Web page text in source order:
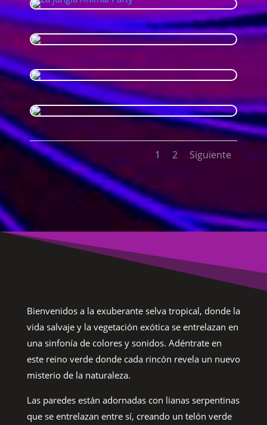
1 2 Siguiente
Bienvenidos a la exuberante selva tropical, donde la
vida salvaje y la vegetación exótica se entrelazan en
una sinfonía de colores y sonidos. Adéntrate en
este reino verde donde cada rincón revela un nuevo
misterio de la naturaleza.
Las paredes están adornadas con lianas serpentinas
que se entrelazan entre sí, creando un telón verde